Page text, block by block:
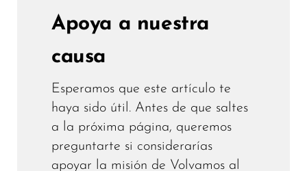
Apoya a nuestra
causa
Esperamos que este artículo te
haya sido útil. Antes de que saltes
a la próxima página, queremos
preguntarte si considerarías
apoyar la misión de Volvamos al